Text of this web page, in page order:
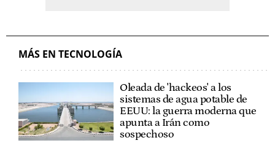
MÁS EN TECNOLOGÍA
Oleada de 'hackeos' a los
sistemas de agua potable de
EEUU: la guerra moderna que
apunta a Irán como
sospechoso